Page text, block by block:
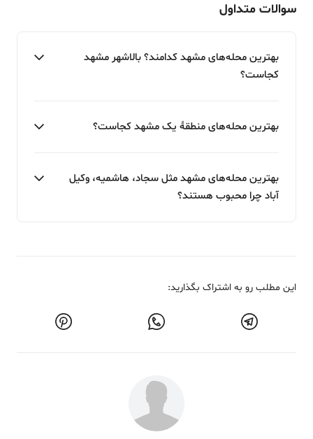
سوالات متداول
بهترین محله‌های مشهد کدامند؟ بالاشهر مشهد
کجاست؟
بهترین محله‌های منطقۀ یک مشهد کجاست؟
بهترین محله‌های مشهد مثل سجاد، هاشمیه، وکیل
آباد چرا محبوب هستند؟
این مطلب رو به اشتراک بگذارید: